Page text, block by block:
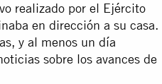
realizado por el Ejército
en dirección a su casa.
y al menos un día
sobre los avances de